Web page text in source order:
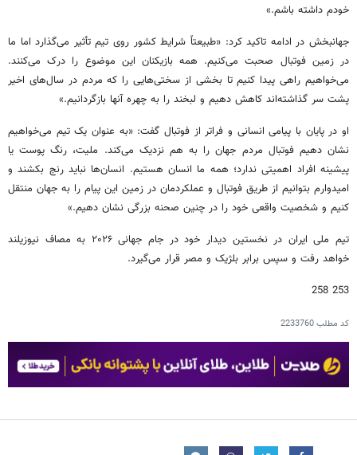
خودم داشته باشم.»
جهانبخش در ادامه تاکید کرد: «طبیعتاً شرایط کشور روی تیم تأثیر می‌گذارد اما ما
در زمین فوتبال صحبت می‌کنیم. همه بازیکنان این موضوع را درک می‌کنند.
می‌خواهیم راهی پیدا کنیم تا بخشی از سختی‌هایی را که مردم در سال‌های اخیر
پشت سر گذاشته‌اند کاهش دهیم و لبخند را به چهره آنها بازگردانیم.»
او در پایان با پیامی انسانی و فراتر از فوتبال گفت: «به عنوان یک تیم می‌خواهیم
نشان دهیم فوتبال مردم جهان را به هم نزدیک می‌کند. ملیت، رنگ پوست یا
پیشینه افراد اهمیتی ندارد؛ همه ما انسان هستیم. انسان‌ها نباید رنج بکشند و
امیدوارم بتوانیم از طریق فوتبال و عملکردمان در زمین این پیام را به جهان منتقل
کنیم و شخصیت واقعی خود را در چنین صحنه بزرگی نشان دهیم.»
تیم ملی ایران در نخستین دیدار خود در جام جهانی ۲۰۲۶ به مصاف نیوزیلند
خواهد رفت و سپس برابر بلژیک و مصر قرار می‌گیرد.
253 258
کد مطلب2233760